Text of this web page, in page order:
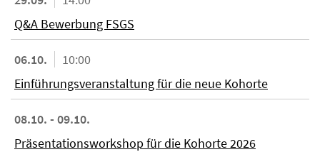
Q&A Bewerbung FSGS
06.10.
10:00
Einführungsveranstaltung für die neue Kohorte
08.10. - 09.10.
Präsentationsworkshop für die Kohorte 2026